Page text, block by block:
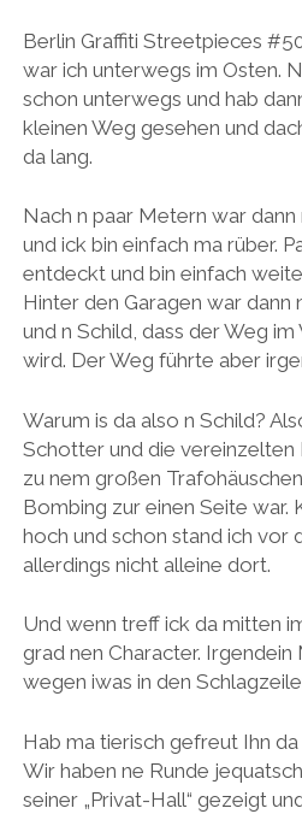
WANDERTAG
WANDERTAG
BELGRAD
Berlin Graffiti Streetpieces
war ich unterwegs im Osten.
schon unterwegs und hab
kleinen Weg gesehen und
da lang.
Nach n paar Metern war
und ick bin einfach ma rüber.
entdeckt und bin einfach
Hinter den Garagen war
und n Schild, dass der Weg
wird. Der Weg führte aber
Warum is da also n Schild?
Schotter und die
zu nem großen
Bombing zur einen Seite war.
hoch und schon stand ich vor
allerdings nicht alleine dort.
Und wenn treff ick da mitten
grad nen Character.
wegen iwas in den
Hab ma tierisch gefreut Ihn
Wir haben ne Runde
seiner „Privat-Hall“ gezeigt